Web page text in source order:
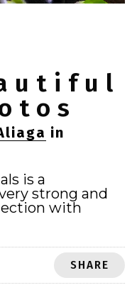
in
is a
strong and
with
SHARE